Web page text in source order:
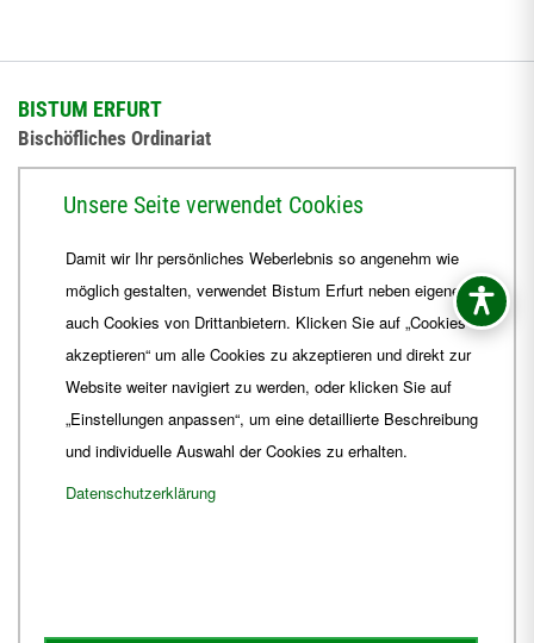
BISTUM ERFURT
Bischöfliches Ordinariat
+49 361 6572-444
ordinariat Bistum-Erfurt.de
Unsere Seite verwendet Cookies
Damit wir Ihr persönliches Weberlebnis so angenehm wie
möglich gestalten, verwendet Bistum Erfurt neben eigenen
auch Cookies von Drittanbietern. Klicken Sie auf „Cookies
akzeptieren“ um alle Cookies zu akzeptieren und direkt zur
Website weiter navigiert zu werden, oder klicken Sie auf
„Einstellungen anpassen“, um eine detaillierte Beschreibung
und individuelle Auswahl der Cookies zu erhalten.
Datenschutzerklärung